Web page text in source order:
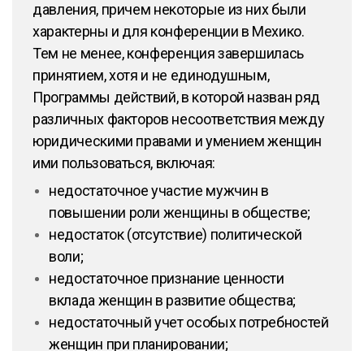
давления, причем некоторые из них были
характерны и для конференции в Мехико.
Тем не менее, конференция завершилась
принятием, хотя и не единодушным,
Программы действий, в которой назван ряд
различных факторов несоответствия между
юридическими правами и умением женщин
ими пользоваться, включая:
недостаточное участие мужчин в
повышении роли женщины в обществе;
недостаток (отсутствие) политической
воли;
недостаточное признание ценности
вклада женщин в развитие общества;
недостаточный учет особых потребностей
женщин при планировании;